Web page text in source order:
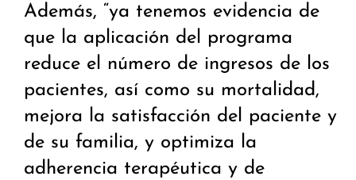
Además, “ya tenemos evidencia de
que la aplicación del programa
reduce el número de ingresos de los
pacientes, así como su mortalidad,
mejora la satisfacción del paciente y
de su familia, y optimiza la
adherencia terapéutica y de